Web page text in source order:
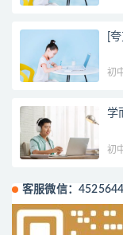
[
初
学
初
客服微信：